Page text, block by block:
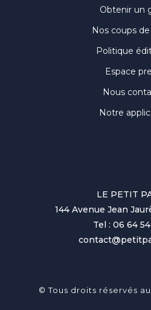
Obtenir un
Nos coups
Politique
Espace
Nous
Notre
LE PETIT
144 Avenue Jean
Tel : 06 64
© Tous droits réservés